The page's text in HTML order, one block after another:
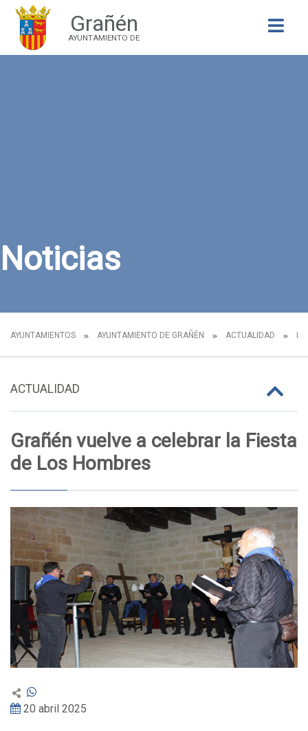
Grañén
AYUNTAMIENTO DE
Noticias
AYUNTAMIENTOS AYUNTAMIENTO DE GRAÑÉN ACTUALIDAD
ACTUALIDAD
Grañén vuelve a celebrar la Fiesta
de Los Hombres
20 abril 2025